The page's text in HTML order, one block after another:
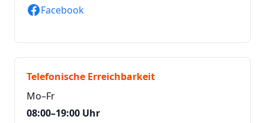
Facebook
Telefonische Erreichbarkeit
Mo–Fr
08:00–19:00 Uhr